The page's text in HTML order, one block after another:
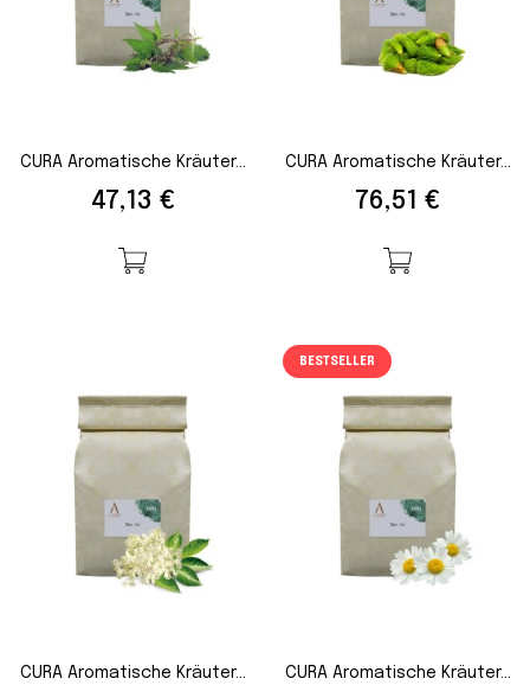
CURA Aromatische Kräuter...
Preis
47,13 €
CURA Aromatische Kräuter...
Preis
76,51 €
CURA Aromatische Kräuter...
BESTSELLER
CURA Aromatische Kräuter...